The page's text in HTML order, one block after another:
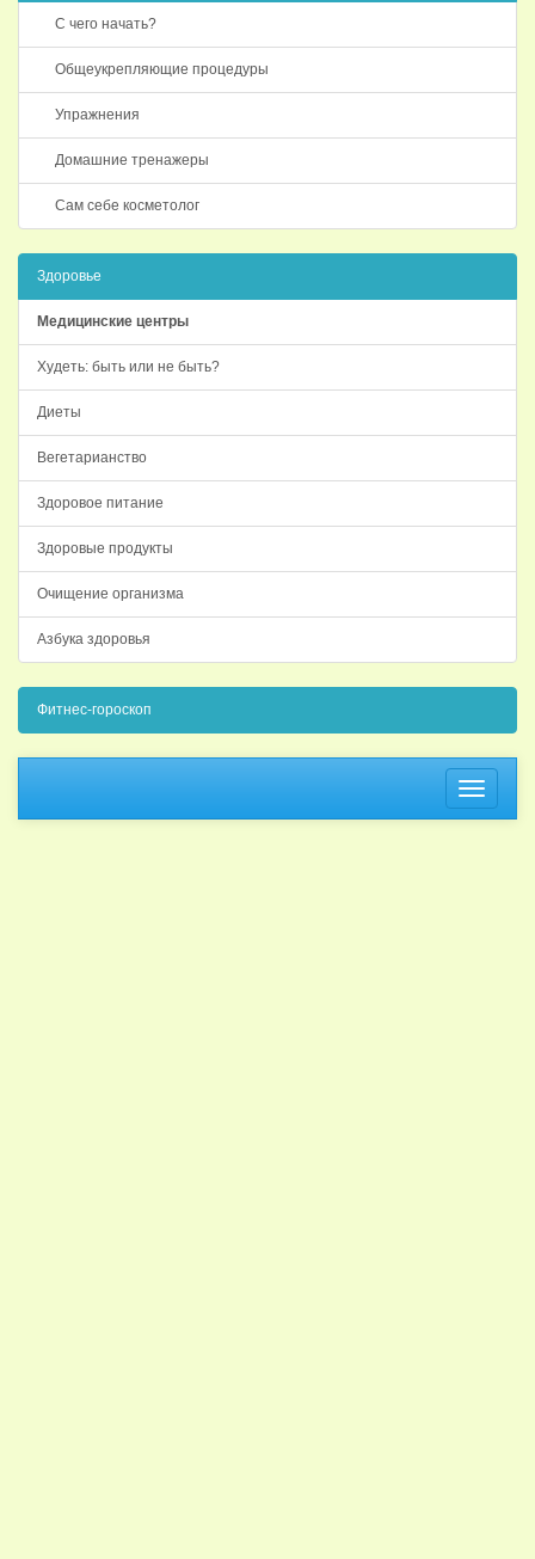
С чего начать?
Общеукрепляющие процедуры
Упражнения
Домашние тренажеры
Сам себе косметолог
Здоровье
Медицинские центры
Худеть: быть или не быть?
Диеты
Вегетарианство
Здоровое питание
Здоровые продукты
Очищение организма
Азбука здоровья
Фитнес-гороскоп